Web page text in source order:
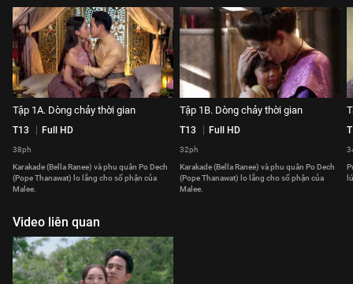
Tập 1A. Dòng chảy thời gian
T13 Full HD
38ph
Karakade (Bella Ranee) và phu quân Po Dech
(Pope Thanawat) lo lắng cho số phận của
Malee.
Tập 1B. Dòng chảy thời gian
T13 Full HD
32ph
Karakade (Bella Ranee) và phu quân Po Dech
(Pope Thanawat) lo lắng cho số phận của
Malee.
Video liên quan